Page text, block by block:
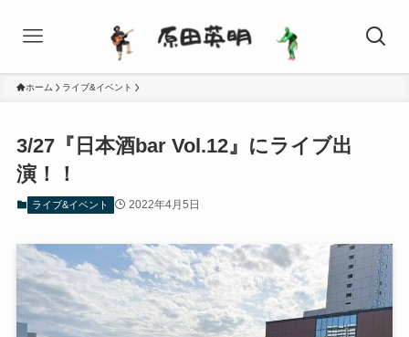
ホーム ライブ&イベント
3/27『日本酒bar Vol.12』にライブ出
演！！
ライブ&イベント 2022年4月5日